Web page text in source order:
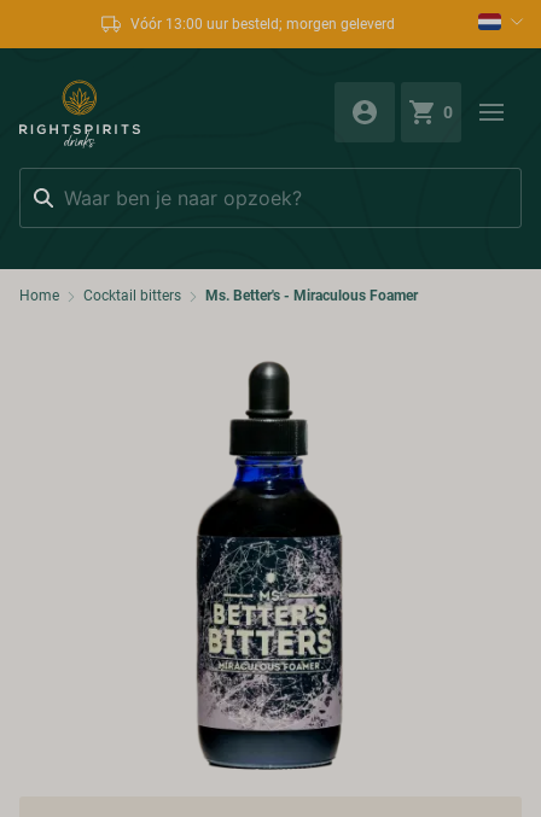
Vóór 13:00 uur besteld; morgen geleverd
0
Home Cocktail bitters Ms. Better's - Miraculous Foamer